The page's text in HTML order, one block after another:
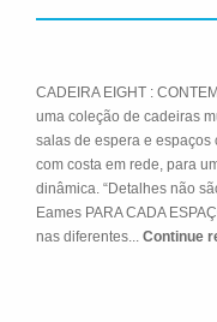
CADEIRA EIGHT :
uma coleção de cadeiras
salas de espera e espaços
com costa em rede, para
dinâmica. “Detalhes não
Eames PARA CADA
nas diferentes... Continue